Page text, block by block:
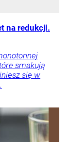
na redukcji.
smakują
się w